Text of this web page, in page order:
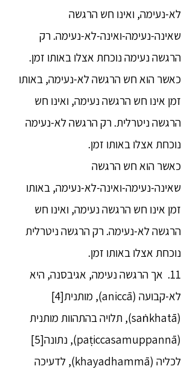
לא-נעימה, ואינו חש הרגשה
שאינה-נעימה-ואינה-לא-נעימה. רק
הרגשה נעימה נוכחת אצלו באותו זמן.
כאשר הוא חש הרגשה לא-נעימה, באותו
זמן אינו חש הרגשה נעימה, ואינו חש
הרגשה ניטרלית. רק הרגשה לא-נעימה
נוכחת אצלו באותו זמן.
כאשר הוא חש הרגשה
שאינה-נעימה-ואינה-לא-נעימה, באותו
זמן אינו חש הרגשה נעימה, ואינו חש
הרגשה לא-נעימה. רק הרגשה ניטרלית
נוכחת אצלו באותו זמן.
11. אך הרגשה נעימה, אגיבסנה, היא
לא-קבועה (aniccā), מותנית[4]
(saṅkhatā), תלויה בהתהוות מותנית
(paṭiccasamuppannā), נתונה[5]
לכליה (khayadhammā), לדעיכה